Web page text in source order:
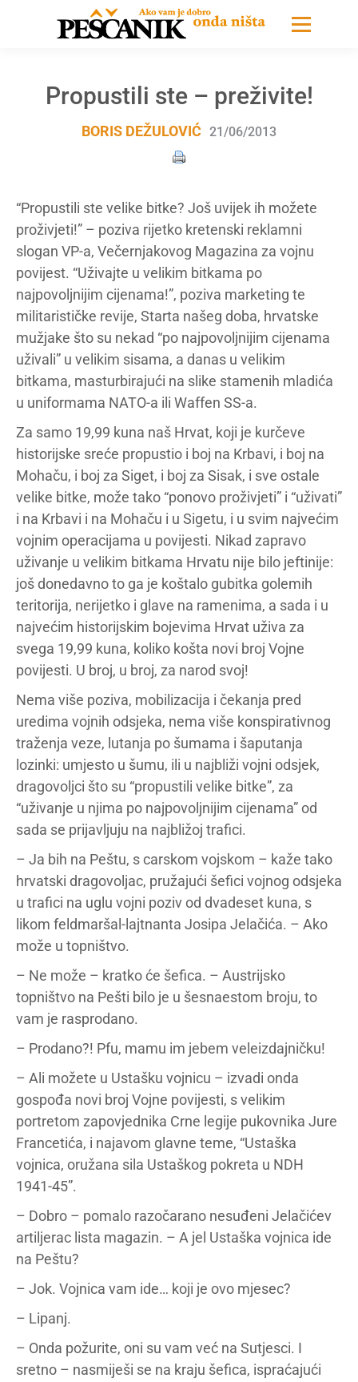
Propustili ste – preživite!
BORIS DEŽULOVIĆ 21/06/2013
“Propustili ste velike bitke? Još uvijek ih možete
proživjeti!” – poziva rijetko kretenski reklamni
slogan VP-a, Večernjakovog Magazina za vojnu
povijest. “Uživajte u velikim bitkama po
najpovoljnijim cijenama!”, poziva marketing te
militarističke revije, Starta našeg doba, hrvatske
mužjake što su nekad “po najpovoljnijim cijenama
uživali” u velikim sisama, a danas u velikim
bitkama, masturbirajući na slike stamenih mladića
u uniformama NATO-a ili Waffen SS-a.
Za samo 19,99 kuna naš Hrvat, koji je kurčeve
historijske sreće propustio i boj na Krbavi, i boj na
Mohaču, i boj za Siget, i boj za Sisak, i sve ostale
velike bitke, može tako “ponovo proživjeti” i “uživati”
i na Krbavi i na Mohaču i u Sigetu, i u svim najvećim
vojnim operacijama u povijesti. Nikad zapravo
uživanje u velikim bitkama Hrvatu nije bilo jeftinije:
još donedavno to ga je koštalo gubitka golemih
teritorija, nerijetko i glave na ramenima, a sada i u
najvećim historijskim bojevima Hrvat uživa za
svega 19,99 kuna, koliko košta novi broj Vojne
povijesti. U broj, u broj, za narod svoj!
Nema više poziva, mobilizacija i čekanja pred
uredima vojnih odsjeka, nema više konspirativnog
traženja veze, lutanja po šumama i šaputanja
lozinki: umjesto u šumu, ili u najbliži vojni odsjek,
dragovoljci što su “propustili velike bitke”, za
“uživanje u njima po najpovoljnijim cijenama” od
sada se prijavljuju na najbližoj trafici.
– Ja bih na Peštu, s carskom vojskom – kaže tako
hrvatski dragovoljac, pružajući šefici vojnog odsjeka
u trafici na uglu vojni poziv od dvadeset kuna, s
likom feldmaršal-lajtnanta Josipa Jelačića. – Ako
može u topništvo.
– Ne može – kratko će šefica. – Austrijsko
topništvo na Pešti bilo je u šesnaestom broju, to
vam je rasprodano.
– Prodano?! Pfu, mamu im jebem veleizdajničku!
– Ali možete u Ustašku vojnicu – izvadi onda
gospođa novi broj Vojne povijesti, s velikim
portretom zapovjednika Crne legije pukovnika Jure
Francetića, i najavom glavne teme, “Ustaška
vojnica, oružana sila Ustaškog pokreta u NDH
1941-45”.
– Dobro – pomalo razočarano nesuđeni Jelačićev
artiljerac lista magazin. – A jel Ustaška vojnica ide
na Peštu?
– Jok. Vojnica vam ide… koji je ovo mjesec?
– Lipanj.
– Onda požurite, oni su vam već na Sutjesci. I
sretno – nasmiješi se na kraju šefica, ispraćajući